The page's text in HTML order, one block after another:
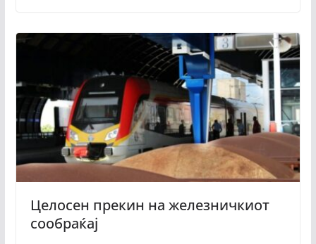
Целосен прекин на железничкиот
сообраќај